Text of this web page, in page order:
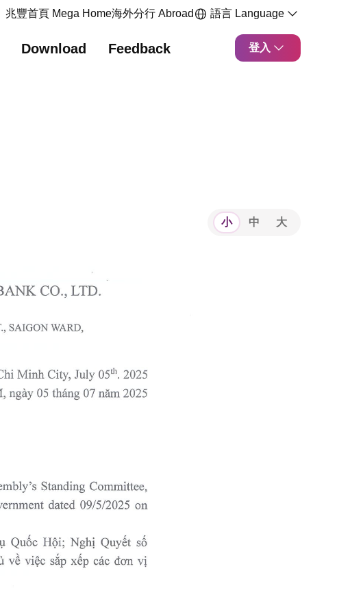
兆豐首頁 Mega Home海外分行 Abroad 語言 Language
Download Feedback 登入
小 中 大